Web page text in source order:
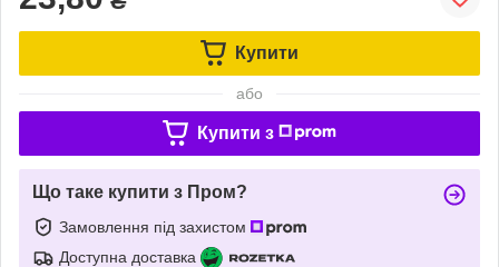
Купити
або
Купити з
Що таке купити з Пром?
Замовлення під захистом
Доступна доставка